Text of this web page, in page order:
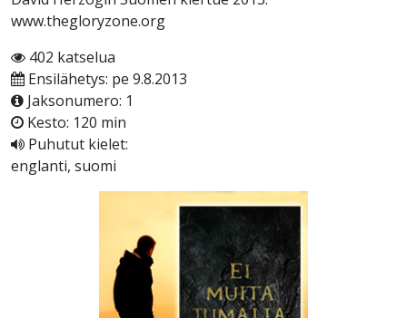
www.thegloryzone.org
402 katselua
Ensilähetys: pe 9.8.2013
Jaksonumero: 1
Kesto: 120 min
Puhutut kielet:
englanti, suomi